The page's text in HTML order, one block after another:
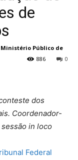
de
Ministério Público de
0
886
dos
Coordenador-
sessão in loco
Federal